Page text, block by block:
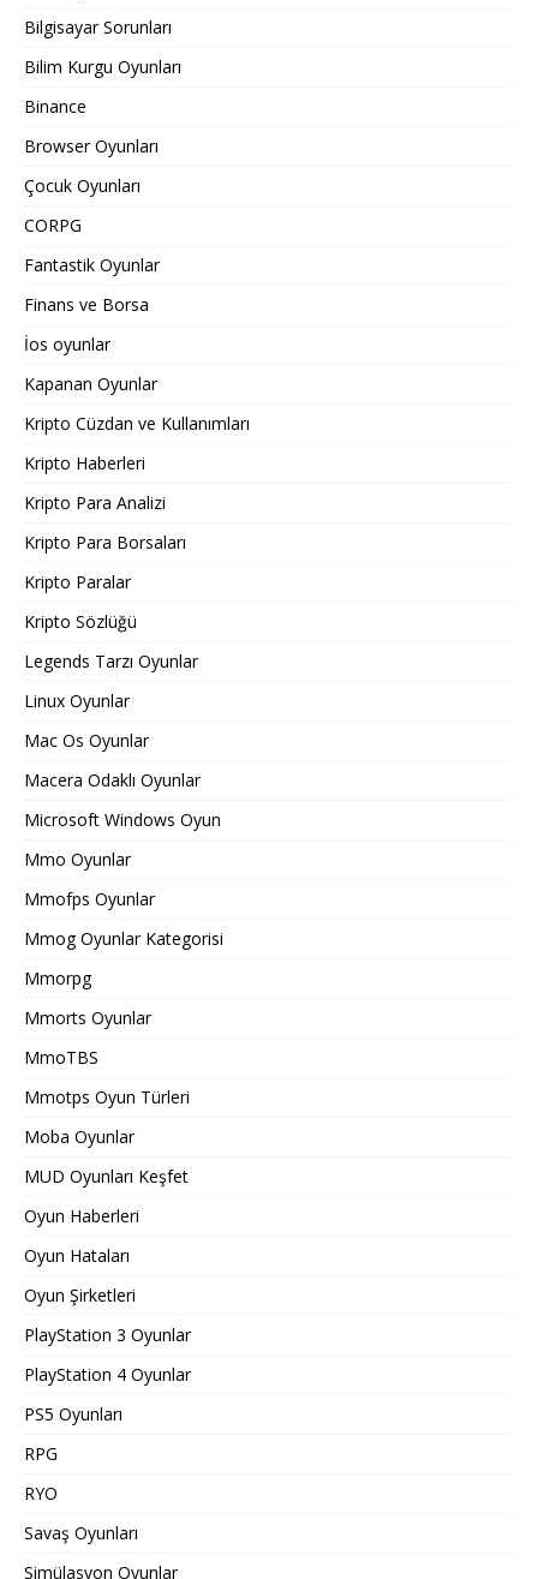
Bilgisayar Sorunları
Bilim Kurgu Oyunları
Binance
Browser Oyunları
Çocuk Oyunları
CORPG
Fantastik Oyunlar
Finans ve Borsa
İos oyunlar
Kapanan Oyunlar
Kripto Cüzdan ve Kullanımları
Kripto Haberleri
Kripto Para Analizi
Kripto Para Borsaları
Kripto Paralar
Kripto Sözlüğü
Legends Tarzı Oyunlar
Linux Oyunlar
Mac Os Oyunlar
Macera Odaklı Oyunlar
Microsoft Windows Oyun
Mmo Oyunlar
Mmofps Oyunlar
Mmog Oyunlar Kategorisi
Mmorpg
Mmorts Oyunlar
MmoTBS
Mmotps Oyun Türleri
Moba Oyunlar
MUD Oyunları Keşfet
Oyun Haberleri
Oyun Hataları
Oyun Şirketleri
PlayStation 3 Oyunlar
PlayStation 4 Oyunlar
PS5 Oyunları
RPG
RYO
Savaş Oyunları
Simülasyon Oyunlar